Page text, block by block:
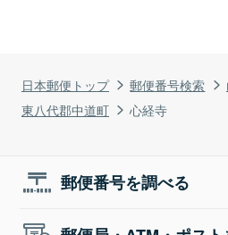
日本郵便トップ 郵便番号検索
東八代郡中道町
心経寺
郵便番号を調べる